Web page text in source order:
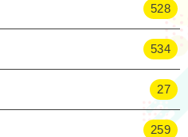
528
534
27
259